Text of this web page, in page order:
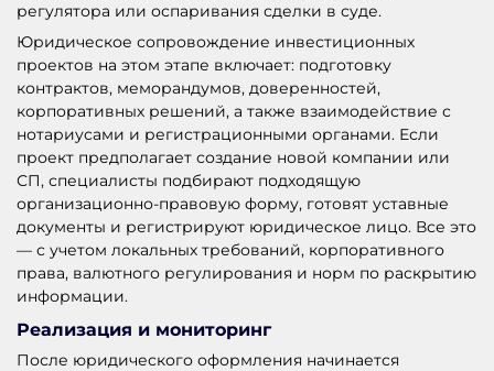
регулятора или оспаривания сделки в суде.
Юридическое сопровождение инвестиционных
проектов на этом этапе включает: подготовку
контрактов, меморандумов, доверенностей,
корпоративных решений, а также взаимодействие с
нотариусами и регистрационными органами. Если
проект предполагает создание новой компании или
СП, специалисты подбирают подходящую
организационно-правовую форму, готовят уставные
документы и регистрируют юридическое лицо. Все это
— с учетом локальных требований, корпоративного
права, валютного регулирования и норм по раскрытию
информации.
Реализация и мониторинг
После юридического оформления начинается